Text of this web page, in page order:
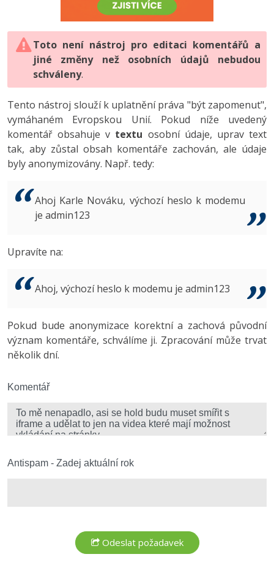
HTML5, CSS3, Bootstrap, SEO
SQL a databáze
Testování a verzování
UML a návrhové vzory
React
Spring
ASP.NET MVC
Best practices
PHP
JavaScript
Python
HTML / CSS
UML a návrhové vzory
MySQL/MariaDB
MS-SQL
Vývojář mobilních aplikací
C# Game developer
Tester
Systémový administrátor
3D grafik
Copywriter
WordPress specialista
-80%
JavaScript -80%
PHP -80%
Swift -80%
Kotlin -80%
VB.NET
Algoritmy -41%
Umělá inteligence (AI) -10%
Fórum
Digitální gramotnost
Marketing
WordPress
SEO
UX
Business
Copywriting
Windows
Kybernetická bezpečnost
Photoshop -80%
Adobe Illustrator -80%
Adobe Lightroom
Adobe XD
Adobe InDesign -25%
Adobe After Effects
Inkscape
Fórum
Toto není nástroj pro editaci komentářů a
jiné změny než osobních údajů nebudou
schváleny.
Tento nástroj slouží k uplatnění práva "být zapomenut",
vymáhaném Evropskou Unií. Pokud níže uvedený
komentář obsahuje v textu osobní údaje, uprav text
tak, aby zůstal obsah komentáře zachován, ale údaje
byly anonymizovány. Např. tedy:
Ahoj Karle Nováku, výchozí heslo k modemu
je admin123
Upravíte na:
Ahoj, výchozí heslo k modemu je admin123
Pokud bude anonymizace korektní a zachová původní
význam komentáře, schválíme ji. Zpracování může trvat
několik dní.
Komentář
Antispam - Zadej aktuální rok